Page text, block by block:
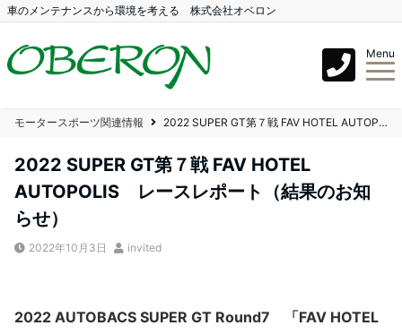
車のメンテナンスから環境を考える 株式会社オベロン
Menu
モータースポーツ関連情報 2022 SUPER GT第７戦 FAV HOTEL AUTOPOLIS レースレポート（結果のお知らせ）
2022 SUPER GT第７戦 FAV HOTEL
AUTOPOLIS レースレポート（結果のお知
らせ）
2022年10月3日 invited
2022 AUTOBACS SUPER GT Round7 「FAV HOTEL